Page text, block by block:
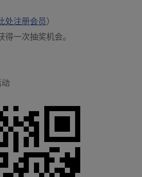
处注册会员）
一次抽奖机会。